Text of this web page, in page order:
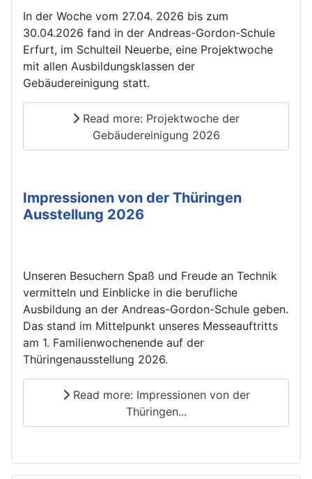
In der Woche vom 27.04. 2026 bis zum
30.04.2026 fand in der Andreas-Gordon-Schule
Erfurt, im Schulteil Neuerbe, eine Projektwoche
mit allen Ausbildungsklassen der
Gebäudereinigung statt.
Read more: Projektwoche der
Gebäudereinigung 2026
Impressionen von der Thüringen
Ausstellung 2026
Unseren Besuchern Spaß und Freude an Technik
vermitteln und Einblicke in die berufliche
Ausbildung an der Andreas-Gordon-Schule geben.
Das stand im Mittelpunkt unseres Messeauftritts
am 1. Familienwochenende auf der
Thüringenausstellung 2026.
Read more: Impressionen von der
Thüringen...